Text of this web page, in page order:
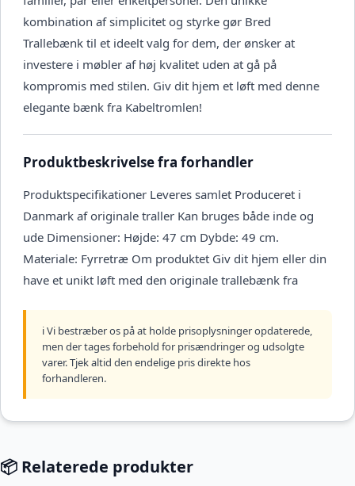
kombination af simplicitet og styrke gør Bred
Trallebænk til et ideelt valg for dem, der ønsker at
investere i møbler af høj kvalitet uden at gå på
kompromis med stilen. Giv dit hjem et løft med denne
elegante bænk fra Kabeltromlen!
Produktbeskrivelse fra forhandler
Produktspecifikationer Leveres samlet Produceret i
Danmark af originale traller Kan bruges både inde og
ude Dimensioner: Højde: 47 cm Dybde: 49 cm.
Materiale: Fyrretræ Om produktet Giv dit hjem eller din
have et unikt løft med den originale trallebænk fra
ℹ️ Vi bestræber os på at holde prisoplysninger opdaterede,
men der tages forbehold for prisændringer og udsolgte
varer. Tjek altid den endelige pris direkte hos
forhandleren.
📦 Relaterede produkter